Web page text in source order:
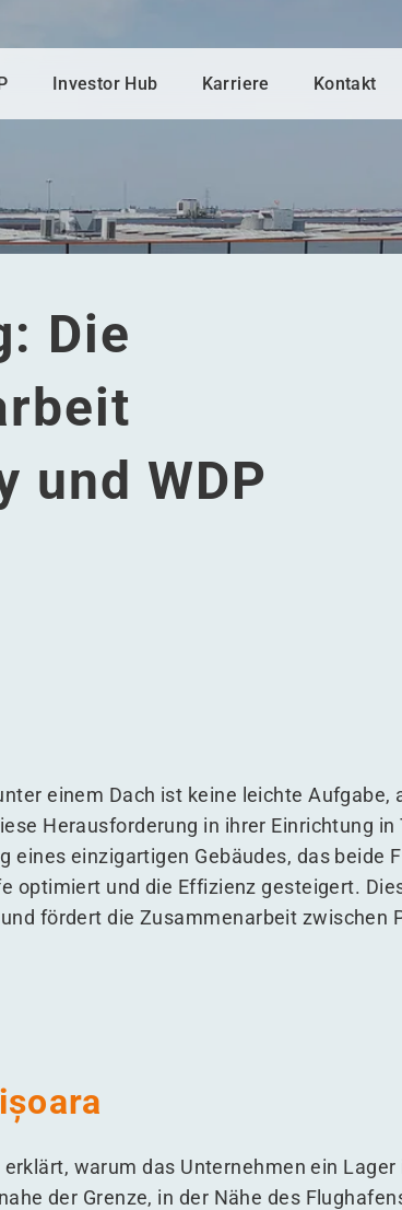
Investor Hub Karriere Kontakt
Die
und WDP
und WDP
TE Connectivity und WDP
TE Connectivity und WDP
zwischen TE Connectivity und WDP
einem Dach ist keine leichte Aufgabe,
Herausforderung in ihrer Einrichtung in
einzigartigen Gebäudes, das beide
optimiert und die Effizienz gesteigert.
fördert die Zusammenarbeit zwischen
warum das Unternehmen ein Lager
der Grenze, in der Nähe des